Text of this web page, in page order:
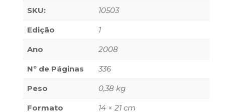
Comunicação
Empresarial
(31)
Religião,
Espiritualidade,
(63)
Saúde
SKU: 10503
Edição 1
Ano 2008
Nº de Páginas 336
Peso 0,38 kg
Formato 14 × 21 cm